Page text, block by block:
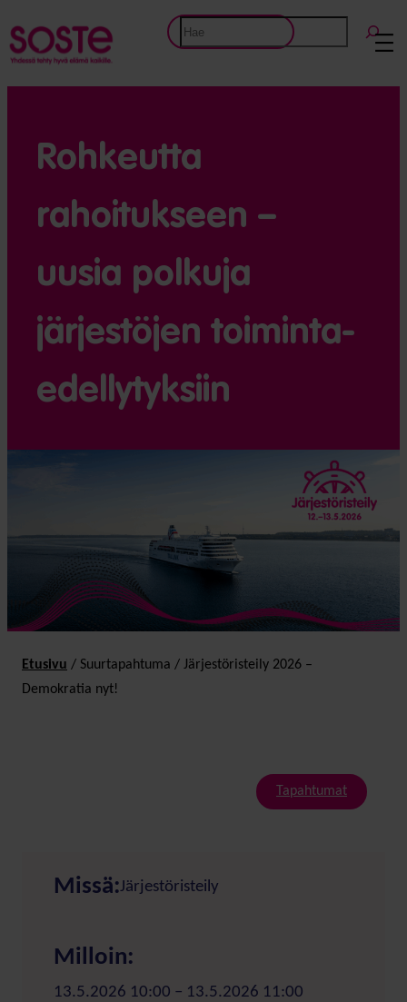
Etsi
Rohkeutta
rahoitukseen –
uusia polkuja
järjestöjen toiminta­
edellytyksiin
Etusivu / Suurtapahtuma / Järjestöristeily 2026 –
Demokratia nyt!
Tapahtumat
Missä:Järjestöristeily
Milloin:
13.5.2026 10:00 – 13.5.2026 11:00